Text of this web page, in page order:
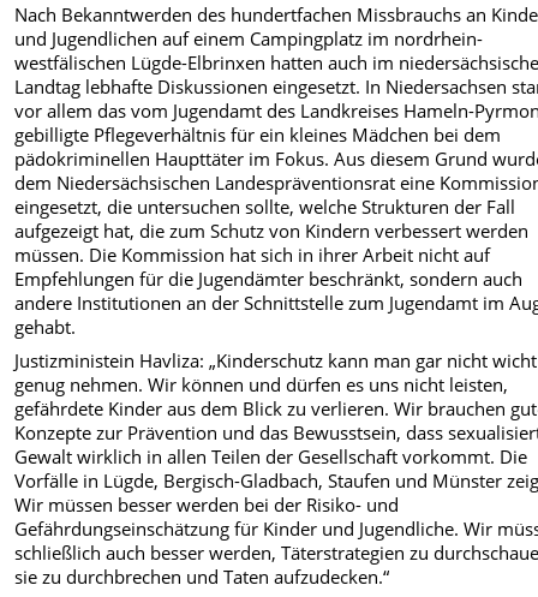
Nach Bekanntwerden des hundertfachen Missbrauchs an
und Jugendlichen auf einem Campingplatz im nordrhein-
westfälischen Lügde-Elbrinxen hatten auch im
Landtag lebhafte Diskussionen eingesetzt. In Niedersachsen
vor allem das vom Jugendamt des Landkreises Hameln-
gebilligte Pflegeverhältnis für ein kleines Mädchen bei dem
pädokriminellen Haupttäter im Fokus. Aus diesem Grund
dem Niedersächsischen Landespräventionsrat eine
eingesetzt, die untersuchen sollte, welche Strukturen der Fall
aufgezeigt hat, die zum Schutz von Kindern verbessert werden
müssen. Die Kommission hat sich in ihrer Arbeit nicht auf
Empfehlungen für die Jugendämter beschränkt, sondern auch
andere Institutionen an der Schnittstelle zum Jugendamt im
gehabt.
Justizministein Havliza: „Kinderschutz kann man gar nicht
genug nehmen. Wir können und dürfen es uns nicht leisten,
gefährdete Kinder aus dem Blick zu verlieren. Wir brauchen
Konzepte zur Prävention und das Bewusstsein, dass
Gewalt wirklich in allen Teilen der Gesellschaft vorkommt. Die
Vorfälle in Lügde, Bergisch-Gladbach, Staufen und Münster
Wir müssen besser werden bei der Risiko- und
Gefährdungseinschätzung für Kinder und Jugendliche. Wir
schließlich auch besser werden, Täterstrategien zu
sie zu durchbrechen und Taten aufzudecken.“